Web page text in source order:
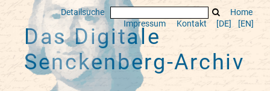
Detailsuche
Home
Impressum
Kontakt [DE] [EN]
Das Digitale
Senckenberg-Archiv